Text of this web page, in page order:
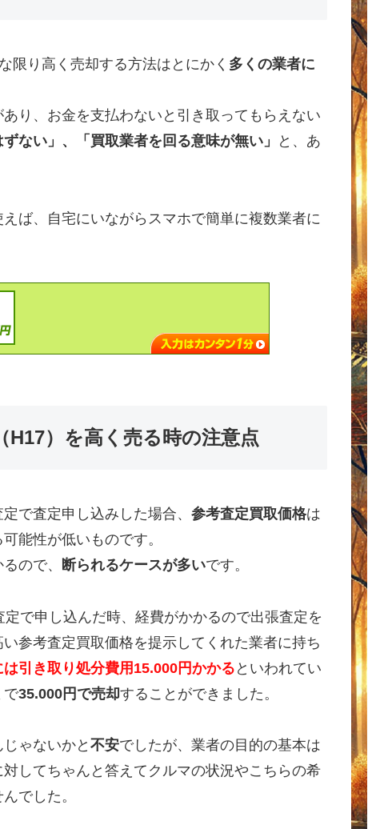
限り高く売却する方法はとにかく 多くの業者に
り、お金を支払わないと引き取ってもらえない
ない」、「買取業者を回る意味が無い」
と、あ
ば、自宅にいながらスマホで簡単に複数業者に
H17）を高く売る時の注意点
で査定申し込みした場合、 参考査定買取価格は
能性が低いものです。
ので、 断られるケースが多いです。
で申し込んだ時、経費がかかるので出張査定を
参考査定買取価格を提示してくれた業者に持ち
引き取り処分費用15.000円かかる といわれてい
で35.000円で売却することができました。
じゃないかと 不安でしたが、業者の目的の基本は
してちゃんと答えてクルマの状況やこちらの希
でした。